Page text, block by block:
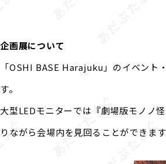
企画展について
「OSHI BASE Harajuku」のイベント
す。
大型LEDモニターでは『劇場版モノノ
りながら会場内を見回ることができます